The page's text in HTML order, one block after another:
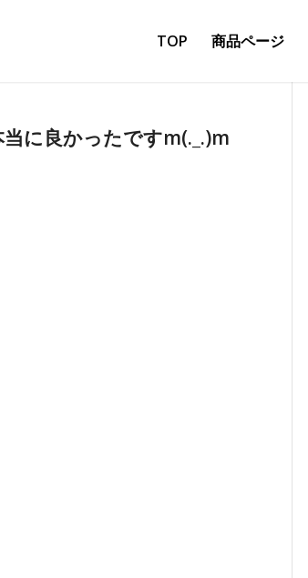
TOP 商品ページ
に良かったですm(._.)m